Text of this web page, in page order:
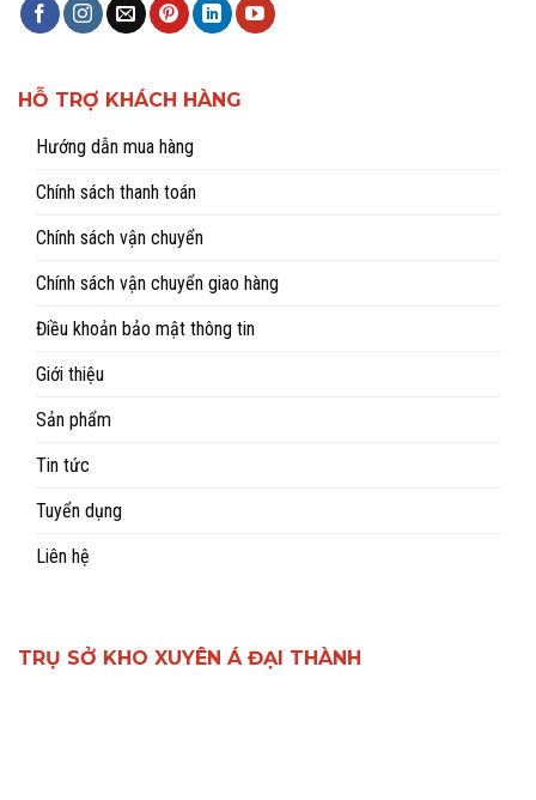
HỖ TRỢ KHÁCH HÀNG
Hướng dẫn mua hàng
Chính sách thanh toán
Chính sách vận chuyển
Chính sách vận chuyển giao hàng
Điều khoản bảo mật thông tin
Giới thiệu
Sản phẩm
Tin tức
Tuyển dụng
Liên hệ
TRỤ SỞ KHO XUYÊN Á ĐẠI THÀNH